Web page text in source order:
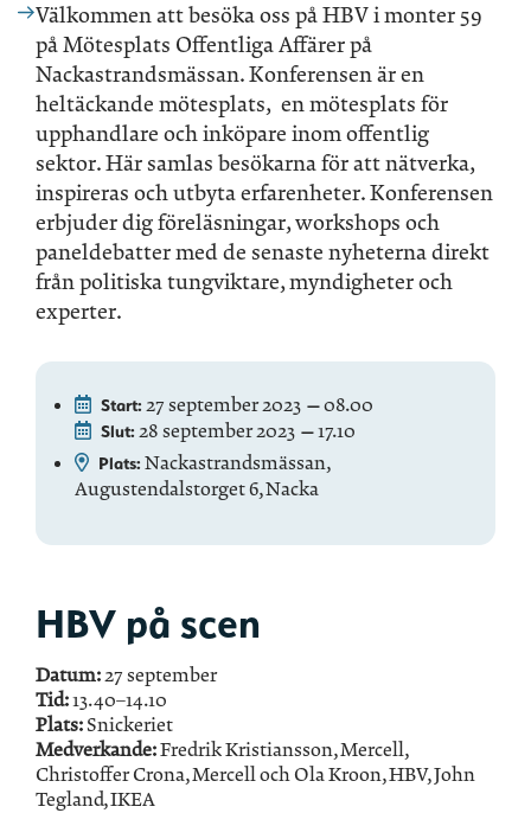
Start: 27 september 2023 —08.00
Slut: 28 september 2023 —17.10
Plats: Nackastrandsmässan,
Augustendalstorget 6, Nacka
Välkommen att besöka oss på HBV i monter 59
på Mötesplats Offentliga Affärer på
Nackastrandsmässan. Konferensen ären
heltäckande mötesplats, en mötesplats för
upphandlare och inköpare inom offentlig
sektor. Här samlas besökarna för att nätverka,
inspireras och utbyta erfarenheter. Konferensen
erbjuder dig föreläsningar, workshops och
paneldebatter med de senaste nyheterna direkt
från politiska tungviktare, myndigheter och
experter.
HBV på scen
Datum:27 september
Tid:13.40–14.10
Plats:Snickeriet
Medverkande:Fredrik Kristiansson, Mercell,
Christoffer Crona, Mercell och Ola Kroon, HBV, John
Tegland, IKEA